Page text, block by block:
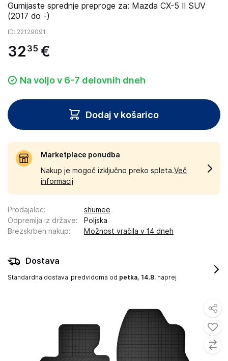
Gumijaste sprednje preproge za: Mazda CX-5 II SUV
(2017 do -)
ID: 22129091
32 35 €
Na voljo v 6-7 delovnih dneh
Dodaj v košarico
Marketplace ponudba
Nakup je mogoč izključno preko spleta.Več
informacij
Prodajalec:
shumee
Odpremlja iz države:
Poljska
Brezskrben nakup: Možnost vračila v 14 dneh
Dostava
Standardna dostava predvidoma od petka, 14.8. naprej